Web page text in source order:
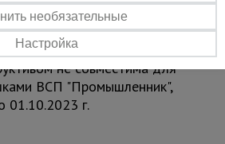
признается браком.
модель вышки с
не совместима для
ВСП "Промышленник",
01.10.2023 г.
необязательные
Настройка